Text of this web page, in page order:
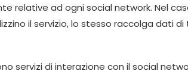
relative ad ogni social network. Nel
il servizio, lo stesso raccolga dati
servizi di interazione con il social